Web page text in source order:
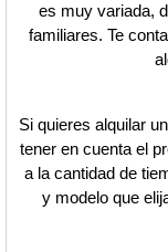
es muy variada,
familiares. Te
Si quieres alquilar
tener en cuenta el
a la cantidad de
y modelo que